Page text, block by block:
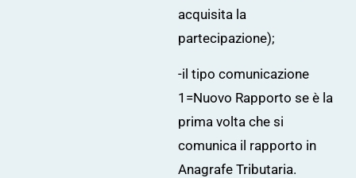
acquisita la
partecipazione);
-il tipo comunicazione
1=Nuovo Rapporto se è la
prima volta che si
comunica il rapporto in
Anagrafe Tributaria.